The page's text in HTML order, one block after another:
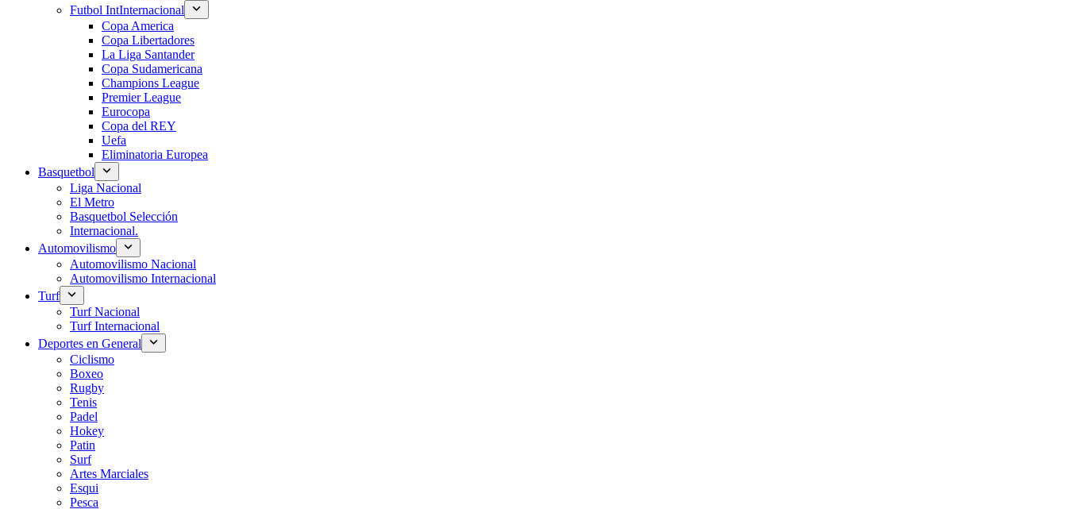
Futbol IntInternacional
Copa America
Copa Libertadores
La Liga Santander
Copa Sudamericana
Champions League
Premier League
Eurocopa
Copa del REY
Uefa
Eliminatoria Europea
Basquetbol
Liga Nacional
El Metro
Basquetbol Selección
Internacional.
Automovilismo
Automovilismo Nacional
Automovilismo Internacional
Turf
Turf Nacional
Turf Internacional
Deportes en General
Ciclismo
Boxeo
Rugby
Tenis
Padel
Hokey
Patin
Surf
Artes Marciales
Esqui
Pesca